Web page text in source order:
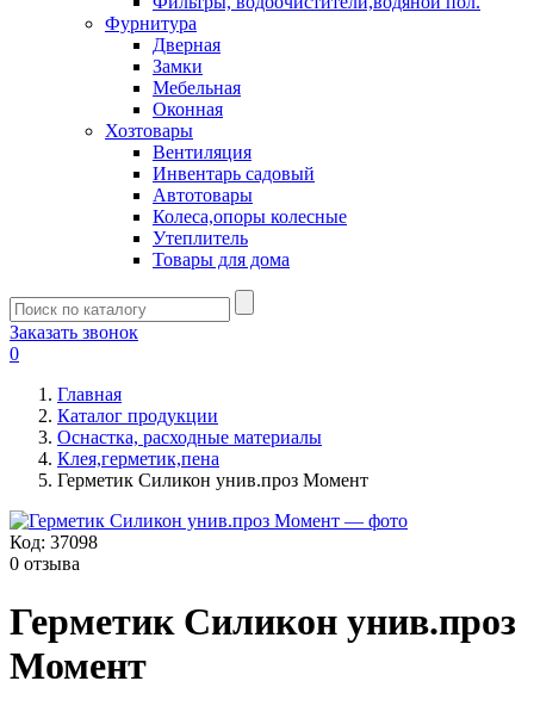
Фурнитура
Дверная
Замки
Мебельная
Оконная
Хозтовары
Вентиляция
Инвентарь садовый
Автотовары
Колеса,опоры колесные
Утеплитель
Товары для дома
Заказать звонок
0
Главная
Каталог продукции
Оснастка, расходные материалы
Клея,герметик,пена
Герметик Силикон унив.проз Момент
Код: 37098
0 отзыва
Герметик Силикон унив.проз
Момент